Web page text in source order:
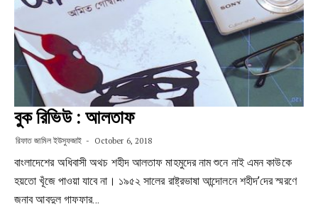
বুক রিভিউ : আলতাফ
রিফাত জামিল ইউসুফজাই October 6, 2018
বাংলাদেশের অধিবাসী অথচ শহীদ আলতাফ মাহমুদের নাম শুনে নাই এমন কাউকে
হয়তো খূঁজে পাওয়া যাবে না। ১৯৫২ সালের রাষ্ট্রভাষা আন্দোলনে শহীদ’দের স্মরণে
জনাব আবদুল গাফফার…